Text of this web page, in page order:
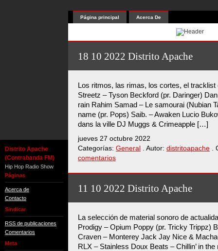
Distrito Apache
(Contrabanda FM)
Hip Hop Radio Show
Páginas
Acerca de
Contacto
Sindicar
RSS de publicaciones
Comentarios
Meta
Página principal Acerca De
18 10 2022 Distrito Apache
Los ritmos, las rimas, los cortes, el
Streetz – Tyson Beckford (pr. Daringer)
rain Rahim Samad – Le samourai (Nubian
name (pr. Pops) Saib. – Awaken Lucio
dans la ville DJ Muggs & Crimeapple […]
jueves 27 octubre 2022
Categorías: General . Autor: distritoapache .
comentarios
11 10 2022 Distrito Apache
La selección de material sonoro de
Prodigy – Opium Poppy (pr. Tricky Trippz)
Craven – Monterey Jack Jay Nice &
RLX – Stainless Doux Beats – Chillin’ in